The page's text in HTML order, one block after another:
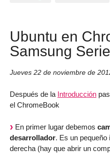
Ubuntu en
Samsung
Jueves 22 de noviembre de
Después de la Introducción
el ChromeBook
En primer lugar debemos
desarrollador. Es un pequeño
derecha (hay que abrir un